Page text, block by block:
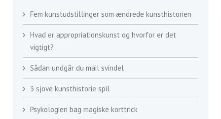
Fem kunstudstillinger som ændrede kunsthistorien
Hvad er appropriationskunst og hvorfor er det
vigtigt?
Sådan undgår du mail svindel
3 sjove kunsthistorie spil
Psykologien bag magiske korttrick